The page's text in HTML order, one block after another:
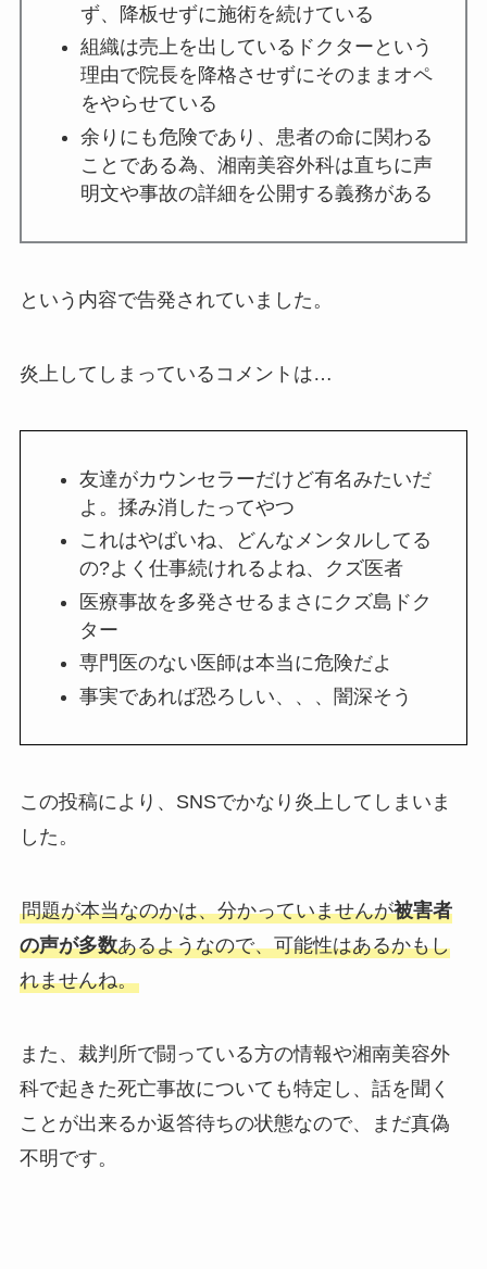
ず、降板せずに施術を続けている
組織は売上を出しているドクターという
理由で院長を降格させずにそのままオペ
をやらせている
余りにも危険であり、患者の命に関わる
ことである為、湘南美容外科は直ちに声
明文や事故の詳細を公開する義務がある
という内容で告発されていました。
炎上してしまっているコメントは…
友達がカウンセラーだけど有名みたいだ
よ。揉み消したってやつ
これはやばいね、どんなメンタルしてる
の?よく仕事続けれるよね、クズ医者
医療事故を多発させるまさにクズ島ドク
ター
専門医のない医師は本当に危険だよ
事実であれば恐ろしい、、、闇深そう
この投稿により、SNSでかなり炎上してしまいま
した。
問題が本当なのかは、分かっていませんが被害者
の声が多数あるようなので、可能性はあるかもし
れませんね。
また、裁判所で闘っている方の情報や湘南美容外
科で起きた死亡事故についても特定し、話を聞く
ことが出来るか返答待ちの状態なので、まだ真偽
不明です。